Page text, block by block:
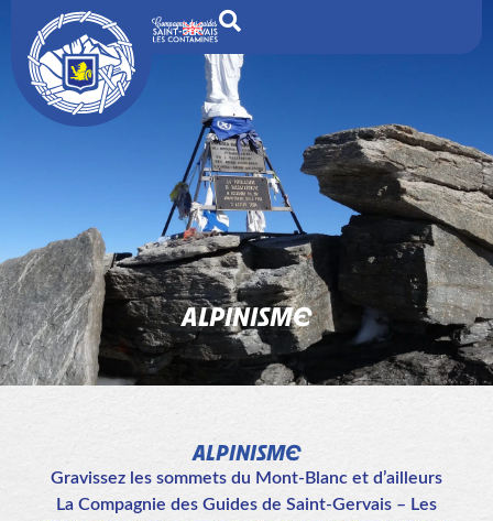
ALPINISME
ALPINISME
Gravissez les sommets du Mont-Blanc et d’ailleurs
La Compagnie des Guides de Saint-Gervais – Les